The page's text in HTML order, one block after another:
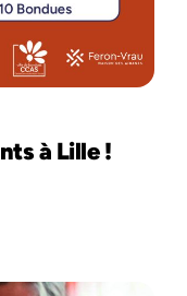
à Lille !